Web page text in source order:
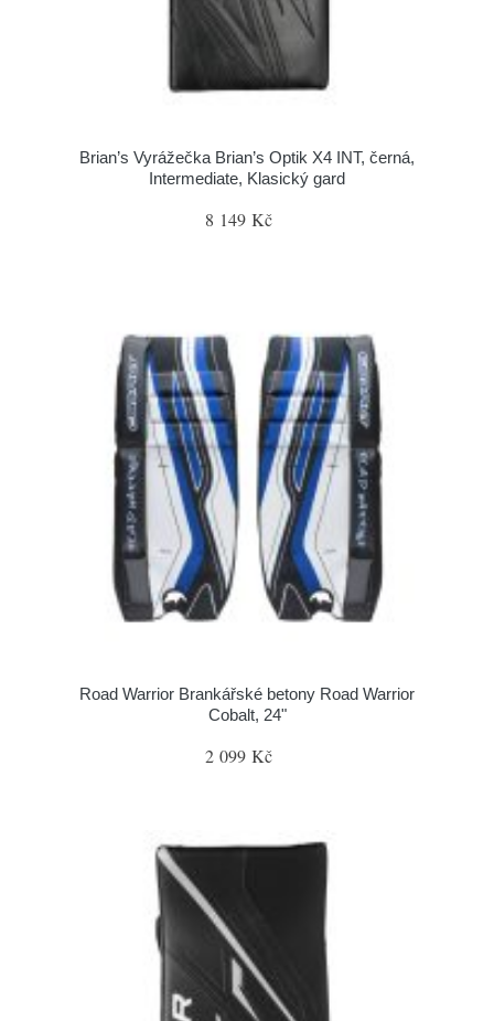
Brian’s Vyrážečka Brian’s Optik X4 INT, černá,
Intermediate, Klasický gard
8 149 Kč
Road Warrior Brankářské betony Road Warrior
Cobalt, 24"
2 099 Kč